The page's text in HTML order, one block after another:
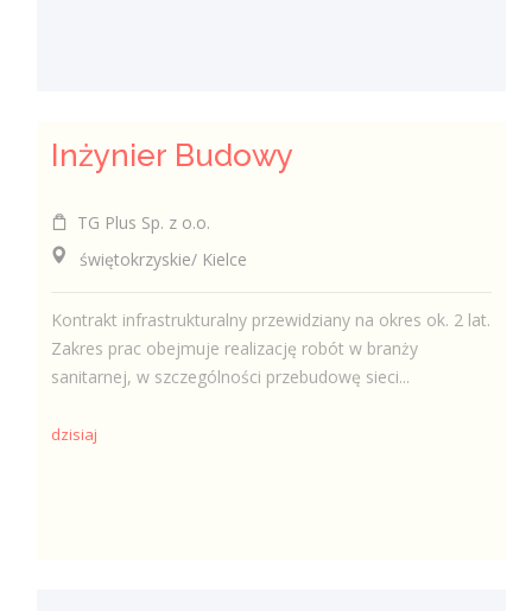
Inżynier Budowy
TG Plus Sp. z o.o.
świętokrzyskie/ Kielce
Kontrakt infrastrukturalny przewidziany na okres ok. 2 lat.
Zakres prac obejmuje realizację robót w branży
sanitarnej, w szczególności przebudowę sieci...
dzisiaj